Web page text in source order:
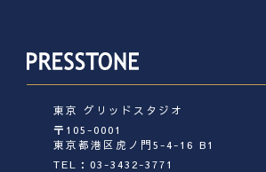
東京 グリッドスタジオ
〒105-0001
東京都港区虎ノ門5-4-16 B1
TEL：03-3432-3771